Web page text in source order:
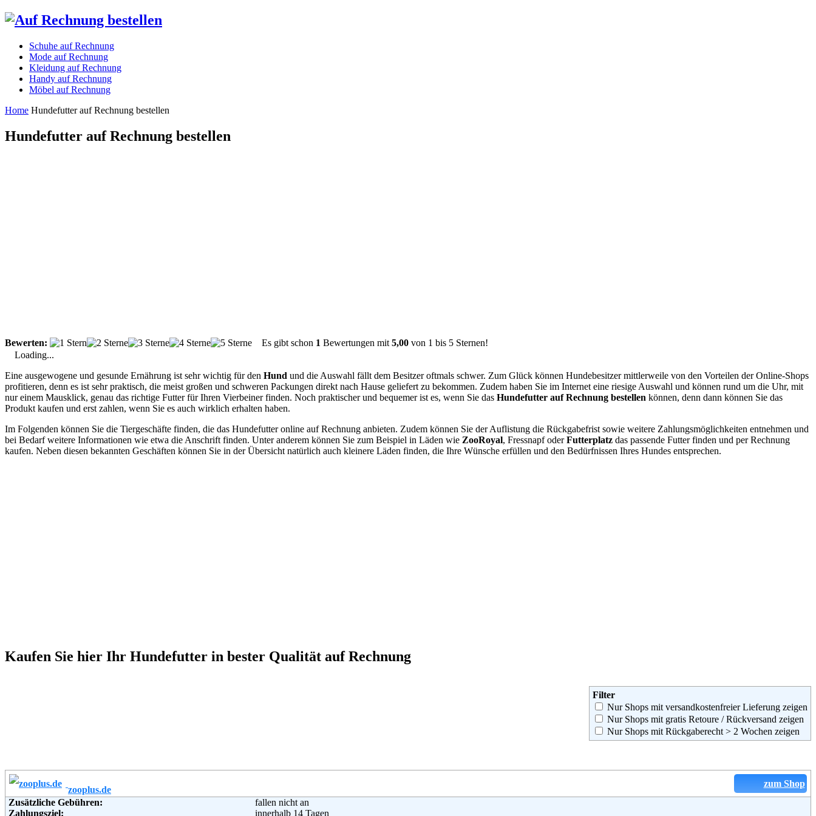
Schuhe auf Rechnung
Mode auf Rechnung
Kleidung auf Rechnung
Handy auf Rechnung
Möbel auf Rechnung
Home Hundefutter auf Rechnung bestellen
Hundefutter auf Rechnung bestellen
Bewerten: Es gibt schon 1 Bewertungen mit 5,00 von 1 bis 5 Sternen!
Loading...
Eine ausgewogene und gesunde Ernährung ist sehr wichtig für den Hund und die Auswahl fällt dem Besitzer oftmals schwer. Zum Glück können Hundebesitzer mittlerweile von den Vorteilen der Online-Shops
profitieren, denn es ist sehr praktisch, die meist großen und schweren Packungen direkt nach Hause geliefert zu bekommen. Zudem haben Sie im Internet eine riesige Auswahl und können rund um die Uhr, mit
nur einem Mausklick, genau das richtige Futter für Ihren Vierbeiner finden. Noch praktischer und bequemer ist es, wenn Sie das Hundefutter auf Rechnung bestellen können, denn dann können Sie das
Produkt kaufen und erst zahlen, wenn Sie es auch wirklich erhalten haben.
Im Folgenden können Sie die Tiergeschäfte finden, die das Hundefutter online auf Rechnung anbieten. Zudem können Sie der Auflistung die Rückgabefrist sowie weitere Zahlungsmöglichkeiten entnehmen und
bei Bedarf weitere Informationen wie etwa die Anschrift finden. Unter anderem können Sie zum Beispiel in Läden wie ZooRoyal, Fressnapf oderFutterplatz das passende Futter finden und per Rechnung
kaufen. Neben diesen bekannten Geschäften können Sie in der Übersicht natürlich auch kleinere Läden finden, die Ihre Wünsche erfüllen und den Bedürfnissen Ihres Hundes entsprechen.
Kaufen Sie hier Ihr Hundefutter in bester Qualität auf Rechnung
Filter
Nur Shops mit versandkostenfreier Lieferung zeigen
Nur Shops mit gratis Retoure / Rückversand zeigen
Nur Shops mit Rückgaberecht > 2 Wochen zeigen
zum Shop
zooplus.de
Zusätzliche Gebühren:
fallen nicht an
Zahlungsziel:
innerhalb 14 Tagen